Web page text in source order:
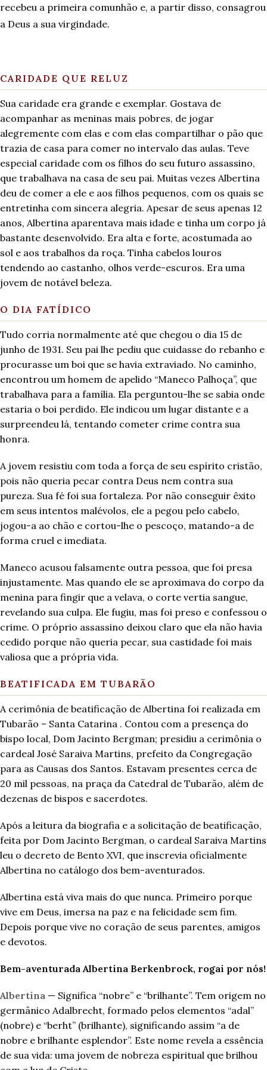
recebeu a primeira comunhão e, a partir disso, consagrou
a Deus a sua virgindade.
CARIDADE QUE RELUZ
Sua caridade era grande e exemplar. Gostava de
acompanhar as meninas mais pobres, de jogar
alegremente com elas e com elas compartilhar o pão que
trazia de casa para comer no intervalo das aulas. Teve
especial caridade com os filhos do seu futuro assassino,
que trabalhava na casa de seu pai. Muitas vezes Albertina
deu de comer a ele e aos filhos pequenos, com os quais se
entretinha com sincera alegria. Apesar de seus apenas 12
anos, Albertina aparentava mais idade e tinha um corpo já
bastante desenvolvido. Era alta e forte, acostumada ao
sol e aos trabalhos da roça. Tinha cabelos louros
tendendo ao castanho, olhos verde-escuros. Era uma
jovem de notável beleza.
O DIA FATÍDICO
Tudo corria normalmente até que chegou o dia 15 de
junho de 1931. Seu pai lhe pediu que cuidasse do rebanho e
procurasse um boi que se havia extraviado. No caminho,
encontrou um homem de apelido “Maneco Palhoça”, que
trabalhava para a família. Ela perguntou-lhe se sabia onde
estaria o boi perdido. Ele indicou um lugar distante e a
surpreendeu lá, tentando cometer crime contra sua
honra.
A jovem resistiu com toda a força de seu espírito cristão,
pois não queria pecar contra Deus nem contra sua
pureza. Sua fé foi sua fortaleza. Por não conseguir êxito
em seus intentos malévolos, ele a pegou pelo cabelo,
jogou-a ao chão e cortou-lhe o pescoço, matando-a de
forma cruel e imediata.
Maneco acusou falsamente outra pessoa, que foi presa
injustamente. Mas quando ele se aproximava do corpo da
menina para fingir que a velava, o corte vertia sangue,
revelando sua culpa. Ele fugiu, mas foi preso e confessou o
crime. O próprio assassino deixou claro que ela não havia
cedido porque não queria pecar, sua castidade foi mais
valiosa que a própria vida.
BEATIFICADA EM TUBARÃO
A cerimônia de beatificação de Albertina foi realizada em
Tubarão – Santa Catarina . Contou com a presença do
bispo local, Dom Jacinto Bergman; presidiu a cerimônia o
cardeal José Saraiva Martins, prefeito da Congregação
para as Causas dos Santos. Estavam presentes cerca de
20 mil pessoas, na praça da Catedral de Tubarão, além de
dezenas de bispos e sacerdotes.
Após a leitura da biografia e a solicitação de beatificação,
feita por Dom Jacinto Bergman, o cardeal Saraiva Martins
leu o decreto de Bento XVI, que inscrevia oficialmente
Albertina no catálogo dos bem-aventurados.
Albertina está viva mais do que nunca. Primeiro porque
vive em Deus, imersa na paz e na felicidade sem fim.
Depois porque vive no coração de seus parentes, amigos
e devotos.
Bem-aventurada Albertina Berkenbrock, rogai por nós!
Albertina — Significa “nobre” e “brilhante”. Tem origem no
germânico Adalbrecht, formado pelos elementos “adal”
(nobre) e “berht” (brilhante), significando assim “a de
nobre e brilhante esplendor”. Este nome revela a essência
de sua vida: uma jovem de nobreza espiritual que brilhou